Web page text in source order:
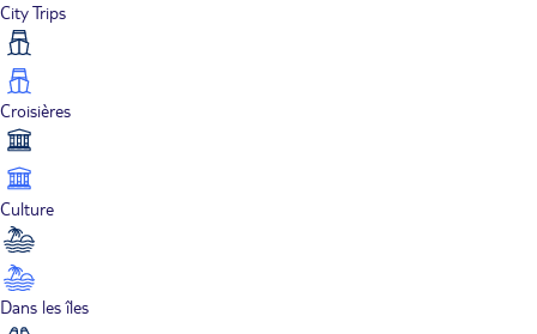
City Trips
Croisières
Culture
Dans les îles